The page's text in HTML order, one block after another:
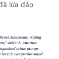
lừa đảo